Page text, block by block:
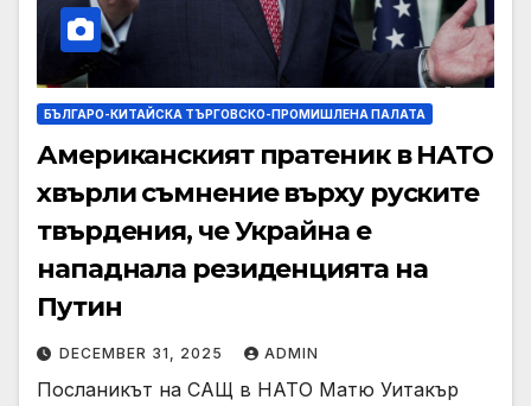
БЪЛГАРО-КИТАЙСКА ТЪРГОВСКО-ПРОМИШЛЕНА ПАЛАТА
Американският пратеник в НАТО
хвърли съмнение върху руските
твърдения, че Украйна е
нападнала резиденцията на
Путин
DECEMBER 31, 2025 ADMIN
Посланикът на САЩ в НАТО Матю Уитакър